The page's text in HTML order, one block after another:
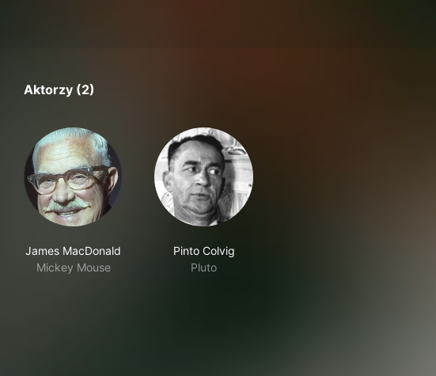
Aktorzy (2)
James MacDonald
Mickey Mouse
Pinto Colvig
Pluto